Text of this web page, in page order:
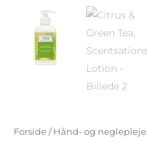
Forside / Hånd- og neglepleje